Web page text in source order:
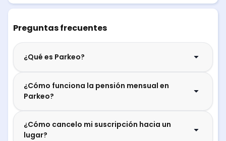
Preguntas frecuentes
¿Qué es Parkeo?
¿Cómo funciona la pensión mensual en
Parkeo?
¿Cómo cancelo mi suscripción hacia un
lugar?